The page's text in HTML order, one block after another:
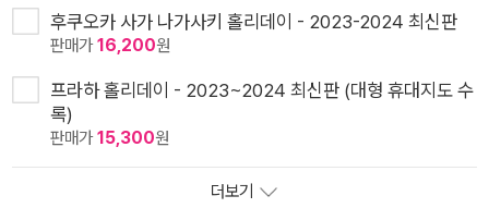
후쿠오카 사가 나가사키 홀리데이 - 2023-2024 최신판
판매가16,200원
프라하 홀리데이 - 2023~2024 최신판 (대형 휴대지도 수
록)
판매가15,300원
더보기